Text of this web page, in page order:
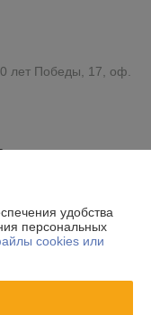
лет Победы, 17, оф.
удобства
персональных
cookies или